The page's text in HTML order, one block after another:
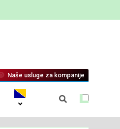
Naše usluge za kompanije